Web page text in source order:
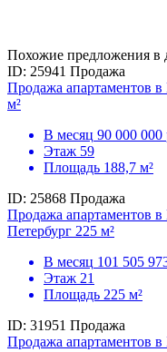
Похожие предложения в
ID: 25941 Продажа
Продажа апартаментов
м²
В месяц 90 000 000
Этаж 59
Площадь 188,7 м²
ID: 25868 Продажа
Продажа апартаментов
Петербург 225 м²
В месяц 101 505
Этаж 21
Площадь 225 м²
ID: 31951 Продажа
Продажа апартаментов